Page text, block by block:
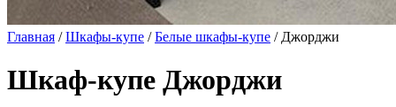
Главная /Шкафы-купе /Белые шкафы-купе / Джорджи
Шкаф-купе Джорджи